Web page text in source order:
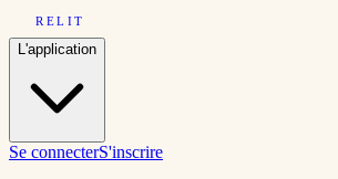
RELIT
L'application
Se connecterS'inscrire